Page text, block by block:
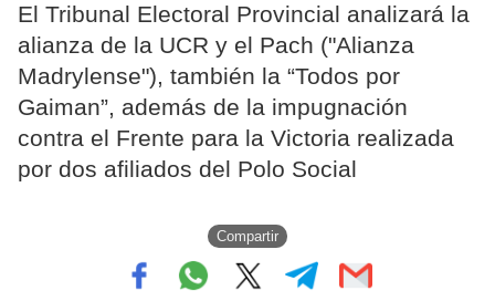
El Tribunal Electoral Provincial analizará la
alianza de la UCR y el Pach ("Alianza
Madrylense"), también la “Todos por
Gaiman”, además de la impugnación
contra el Frente para la Victoria realizada
por dos afiliados del Polo Social
Compartir